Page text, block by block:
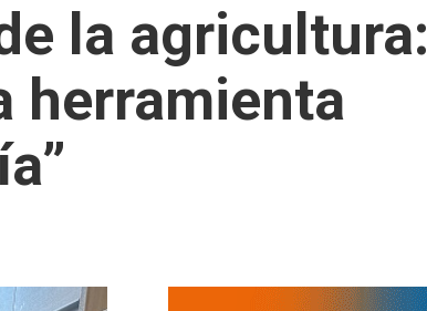
la agricultura:
herramienta